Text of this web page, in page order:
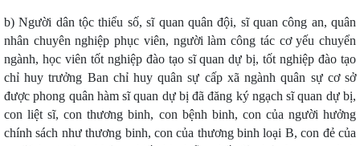
b) Người dân tộc thiểu số, sĩ quan quân đội, sĩ quan công an, quân
nhân chuyên nghiệp phục viên, người làm công tác cơ yếu chuyển
ngành, học viên tốt nghiệp đào tạo sĩ quan dự bị, tốt nghiệp đào tạo
chỉ huy trưởng Ban chỉ huy quân sự cấp xã ngành quân sự cơ sở
được phong quân hàm sĩ quan dự bị đã đăng ký ngạch sĩ quan dự bị,
con liệt sĩ, con thương binh, con bệnh binh, con của người hưởng
chính sách như thương binh, con của thương binh loại B, con đẻ của